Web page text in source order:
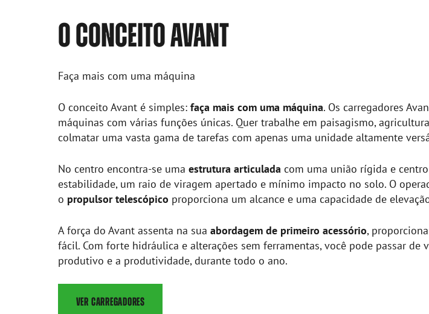
O CONCEITO AVANT
Faça mais com uma máquina
O conceito Avant é simples:faça mais com uma máquina. Os carregadores
máquinas com várias funções únicas. Quer trabalhe em paisagismo,
colmatar uma vasta gama de tarefas com apenas uma unidade altamente
No centro encontra-se umaestrutura articulada com uma união rígida e
estabilidade, um raio de viragem apertado e mínimo impacto no solo. O
o propulsor telescópico proporciona um alcance e uma capacidade de
A força do Avant assenta na suaabordagem de primeiro acessório,
fácil. Com forte hidráulica e alterações sem ferramentas, você pode passar
produtivo e a produtividade, durante todo o ano.
VER CARREGADORES